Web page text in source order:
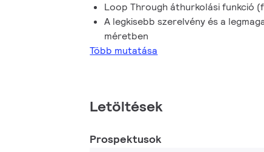
Loop Through áthurkolási funkció
A legkisebb szerelvény és a
méretben
Több mutatása
Letöltések
Prospektusok